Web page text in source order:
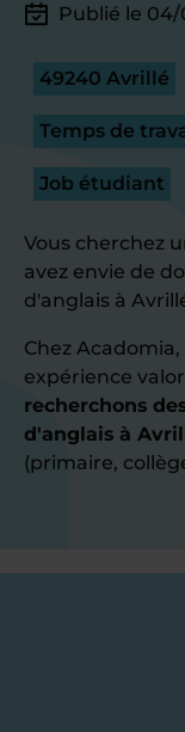
Publié le
49240 Avrillé
Temps de
Job étudiant
Vous cherchez
avez envie de
d'anglais à
Chez
expérience
recherchons
d'anglais à
(primaire,